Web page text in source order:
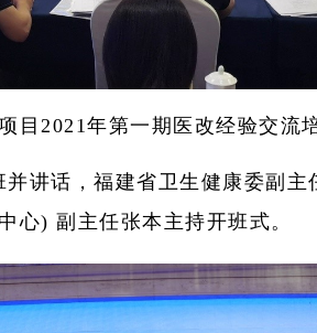
2021年第一期医改经验交流
讲话，福建省卫生健康委副
心) 副主任张本主持开班式。